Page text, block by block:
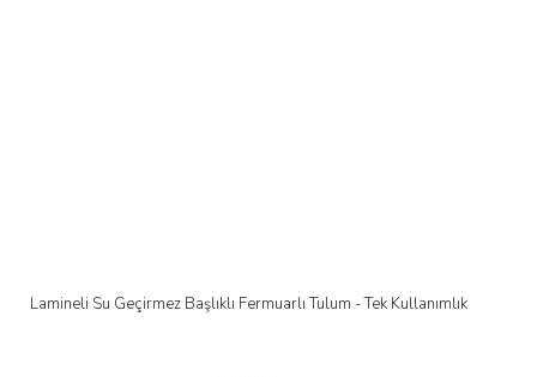
Lamineli Su Geçirmez Başlıklı Fermuarlı Tulum - Tek Kullanımlık